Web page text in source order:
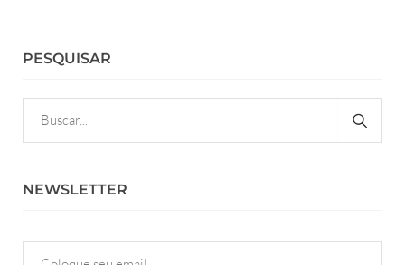
PESQUISAR
NEWSLETTER